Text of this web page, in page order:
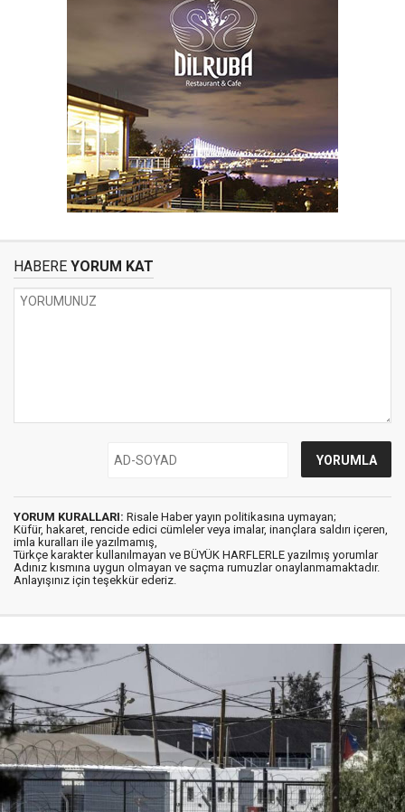
HABERE YORUM KAT
YORUM KURALLARI: Risale Haber yayın politikasına uymayan;
Küfür, hakaret, rencide edici cümleler veya imalar, inançlara saldırı içeren,
imla kuralları ile yazılmamış,
Türkçe karakter kullanılmayan ve BÜYÜK HARFLERLE yazılmış yorumlar
Adınız kısmına uygun olmayan ve saçma rumuzlar onaylanmamaktadır.
Anlayışınız için teşekkür ederiz.